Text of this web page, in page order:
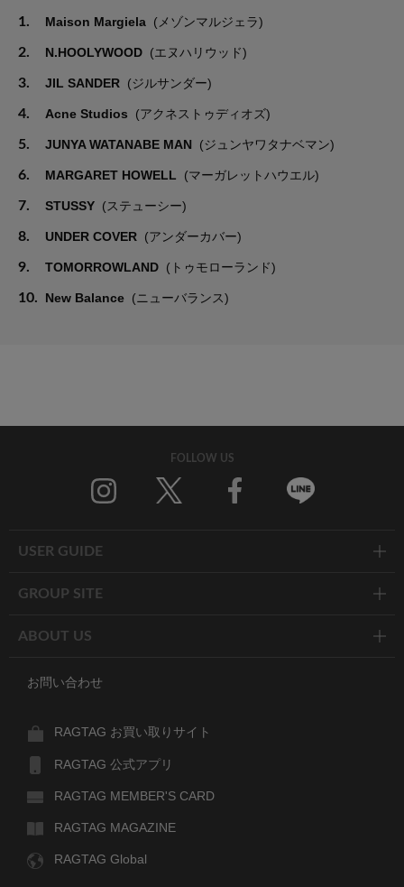
1. Maison Margiela (メゾンマルジェラ)
2. N.HOOLYWOOD (エヌハリウッド)
3. JIL SANDER (ジルサンダー)
4. Acne Studios (アクネストゥディオズ)
5. JUNYA WATANABE MAN (ジュンヤワタナベマン)
6. MARGARET HOWELL (マーガレットハウエル)
7. STUSSY (ステューシー)
8. UNDER COVER (アンダーカバー)
9. TOMORROWLAND (トゥモローランド)
10. New Balance (ニューバランス)
FOLLOW US
USER GUIDE
GROUP SITE
ABOUT US
お問い合わせ
RAGTAG お買い取りサイト
RAGTAG 公式アプリ
RAGTAG MEMBER'S CARD
RAGTAG MAGAZINE
RAGTAG Global